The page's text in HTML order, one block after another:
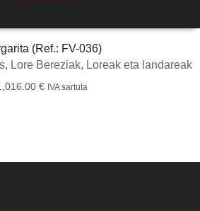
(Ref.: FV-036)
, Lore Bereziak, Loreak eta landareak
€ IVA sartuta